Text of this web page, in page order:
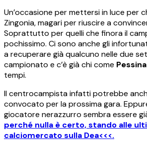
Un’occasione per mettersi in luce per
Zingonia, magari per riuscire a
Soprattutto per quelli che finora il
pochissimo. Ci sono anche gli
a recuperare già qualcuno nelle due
campionato e c’è già chi come Pessina
tempi.
Il centrocampista infatti potrebbe
convocato per la prossima gara.
giocatore nerazzurro sembra essere
perché nulla è certo, stando alle
calciomercato sulla Dea<<<.